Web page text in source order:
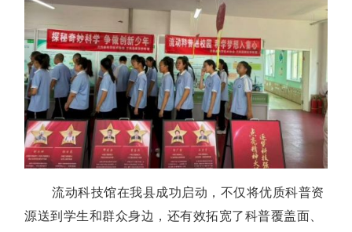
流动科技馆在我县成功启动，不仅将优质科普资
源送到学生和群众身边，还有效拓宽了科普覆盖面、